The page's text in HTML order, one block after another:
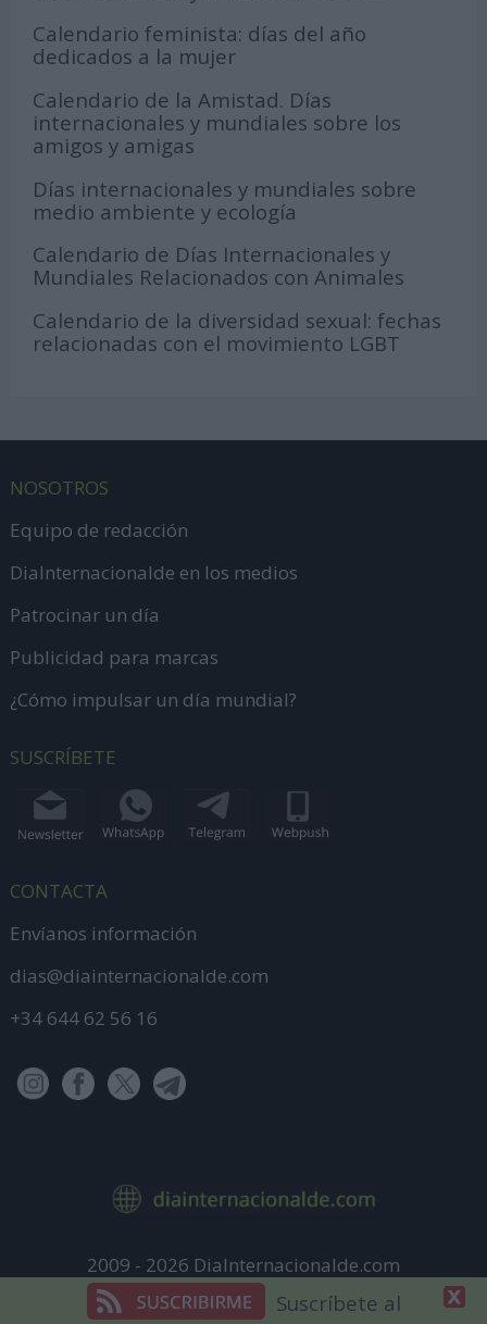
Calendario feminista: días del año
dedicados a la mujer
Calendario de la Amistad. Días
internacionales y mundiales sobre los
amigos y amigas
Días internacionales y mundiales sobre
medio ambiente y ecología
Calendario de Días Internacionales y
Mundiales Relacionados con Animales
Calendario de la diversidad sexual: fechas
relacionadas con el movimiento LGBT
NOSOTROS
Equipo de redacción
DiaInternacionalde en los medios
Patrocinar un día
Publicidad para marcas
¿Cómo impulsar un día mundial?
SUSCRÍBETE
CONTACTA
Envíanos información
dias@diainternacionalde.com
+34 644 62 56 16
2009 - 2026 DiaInternacionalde.com
Aviso LegalSuscríbete al